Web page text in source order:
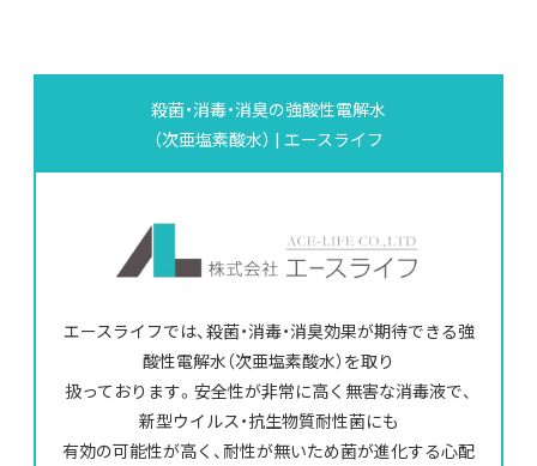
殺菌・消毒・消臭の強酸性電解水
（次亜塩素酸水） | エースライフ
エースライフでは、殺菌・消毒・消臭効果が期待できる強
酸性電解水（次亜塩素酸水）を取り
扱っております。安全性が非常に高く無害な消毒液で、
新型ウイルス・抗生物質耐性菌にも
有効の可能性が高く、耐性が無いため菌が進化する心配